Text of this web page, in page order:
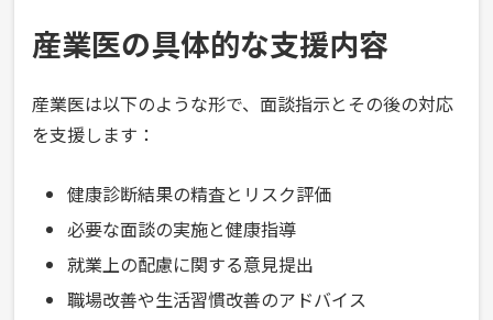
産業医の具体的な支援内容
産業医は以下のような形で、面談指示とその後の対応
を支援します：
健康診断結果の精査とリスク評価
必要な面談の実施と健康指導
就業上の配慮に関する意見提出
職場改善や生活習慣改善のアドバイス